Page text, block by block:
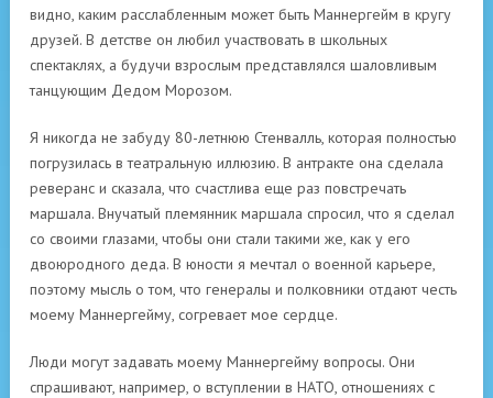
видно, каким расслабленным может быть Маннергейм в кругу
друзей. В детстве он любил участвовать в школьных
спектаклях, а будучи взрослым представлялся шаловливым
танцующим Дедом Морозом.
Я никогда не забуду 80-летнюю Стенвалль, которая полностью
погрузилась в театральную иллюзию. В антракте она сделала
реверанс и сказала, что счастлива еще раз повстречать
маршала. Внучатый племянник маршала спросил, что я сделал
со своими глазами, чтобы они стали такими же, как у его
двоюродного деда. В юности я мечтал о военной карьере,
поэтому мысль о том, что генералы и полковники отдают честь
моему Маннергейму, согревает мое сердце.
Люди могут задавать моему Маннергейму вопросы. Они
спрашивают, например, о вступлении в НАТО, отношениях с